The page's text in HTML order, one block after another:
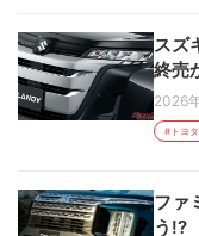
スズ
終売
2026
#トヨタ
ファ
う!?